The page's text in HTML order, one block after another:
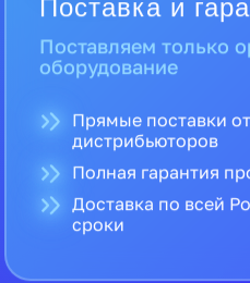
Поставка и
Поставляем только
оборудование
Прямые поставки
дистрибьюторов
Полная гарантия
Доставка по всей
сроки